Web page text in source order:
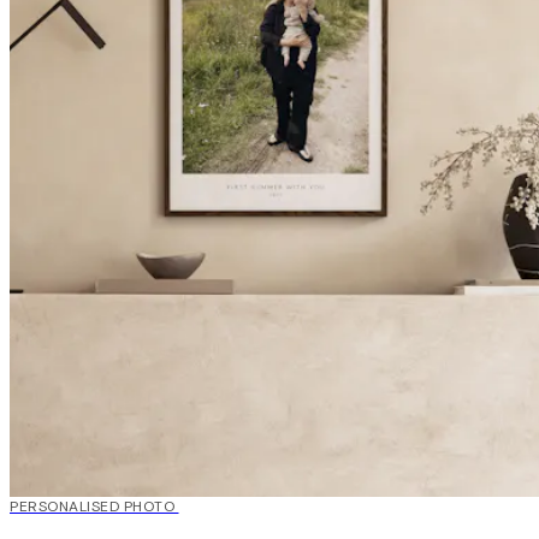
20%*Criar Arte
PERSONALISED PHOTO